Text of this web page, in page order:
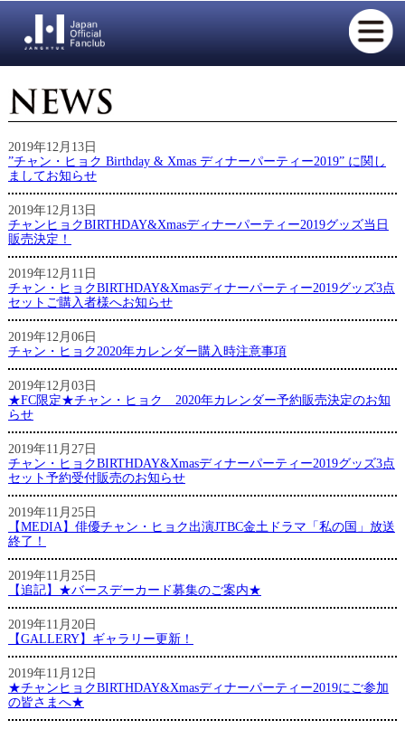
2019年12月13日
”チャン・ヒョク Birthday & Xmas ディナーパーティー2019” に関し
ましてお知らせ
2019年12月13日
チャンヒョクBIRTHDAY&Xmasディナーパーティー2019グッズ当日
販売決定！
2019年12月11日
チャン・ヒョクBIRTHDAY&Xmasディナーパーティー2019グッズ3点
セットご購入者様へお知らせ
2019年12月06日
チャン・ヒョク2020年カレンダー購入時注意事項
2019年12月03日
★FC限定★チャン・ヒョク 2020年カレンダー予約販売決定のお知
らせ
2019年11月27日
チャン・ヒョクBIRTHDAY&Xmasディナーパーティー2019グッズ3点
セット予約受付販売のお知らせ
2019年11月25日
【MEDIA】俳優チャン・ヒョク出演JTBC金土ドラマ「私の国」放送
終了！
2019年11月25日
【追記】★バースデーカード募集のご案内★
2019年11月20日
【GALLERY】ギャラリー更新！
2019年11月12日
★チャンヒョクBIRTHDAY&Xmasディナーパーティー2019にご参加
の皆さまへ★